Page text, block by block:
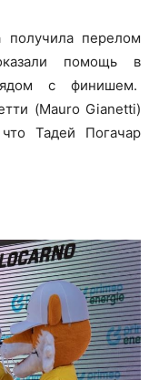
перелом
помощь в
с финишем.
(Mauro Gianetti)
Тадей Погачар